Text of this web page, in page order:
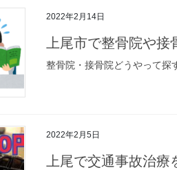
2022年2月14日
上尾市で整骨院や接
整骨院・接骨院どうやって探
2022年2月5日
上尾で交通事故治療